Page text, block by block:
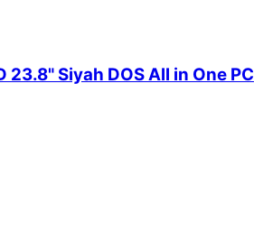
23.8" Siyah DOS All in One PC